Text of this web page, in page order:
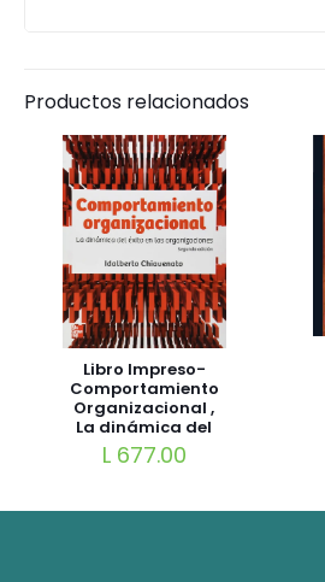
Productos relacionados
Libro Impreso-
Comportamiento
Organizacional ,
La dinámica del
éxito en las
organizaciones
L677.00